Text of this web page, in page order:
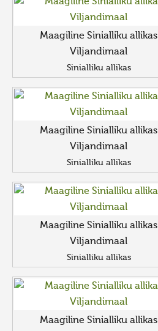
Maagiline Sinialliku allikas
Viljandimaal
Sinialliku allikas
Maagiline Sinialliku allikas
Viljandimaal
Sinialliku allikas
Maagiline Sinialliku allikas
Viljandimaal
Sinialliku allikas
Maagiline Sinialliku allikas